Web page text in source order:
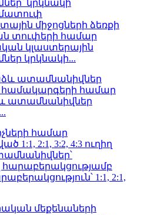
կլաստերային
կրկնակի...
ատամնանիվներ
1:1, 2:1,